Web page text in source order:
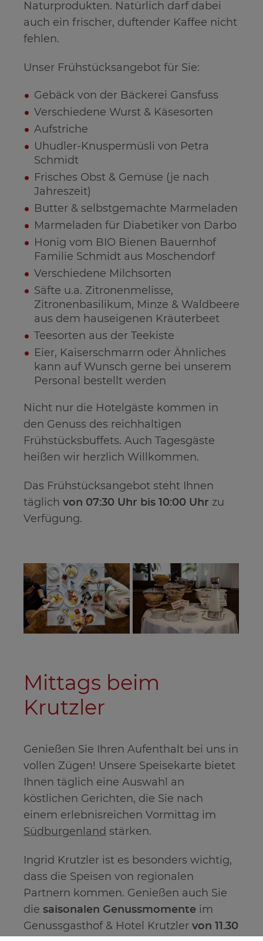
Naturprodukten. Natürlich darf dabei
auch ein frischer, duftender Kaffee nicht
fehlen.
Unser Frühstücksangebot für Sie:
Gebäck von der Bäckerei Gansfuss
Verschiedene Wurst & Käsesorten
Aufstriche
Uhudler-Knuspermüsli von Petra
Schmidt
Frisches Obst & Gemüse (je nach
Jahreszeit)
Butter & selbstgemachte Marmeladen
Marmeladen für Diabetiker von Darbo
Honig vom BIO Bienen Bauernhof
Familie Schmidt aus Moschendorf
Verschiedene Milchsorten
Säfte u.a. Zitronenmelisse,
Zitronenbasilikum, Minze & Waldbeere
aus dem hauseigenen Kräuterbeet
Teesorten aus der Teekiste
Eier, Kaiserschmarrn oder Ähnliches
kann auf Wunsch gerne bei unserem
Personal bestellt werden
Nicht nur die Hotelgäste kommen in
den Genuss des reichhaltigen
Frühstücksbuffets. Auch Tagesgäste
heißen wir herzlich Willkommen.
Das Frühstücksangebot steht Ihnen
täglich von 07:30 Uhr bis 10:00 Uhr zu
Verfügung.
Mittags beim
Krutzler
Genießen Sie Ihren Aufenthalt bei uns in
vollen Zügen! Unsere Speisekarte bietet
Ihnen täglich eine Auswahl an
köstlichen Gerichten, die Sie nach
einem erlebnisreichen Vormittag im
Südburgenland stärken.
Ingrid Krutzler ist es besonders wichtig,
dass die Speisen von regionalen
Partnern kommen. Genießen auch Sie
die saisonalen Genussmomente im
Genussgasthof & Hotel Krutzler von 11.30